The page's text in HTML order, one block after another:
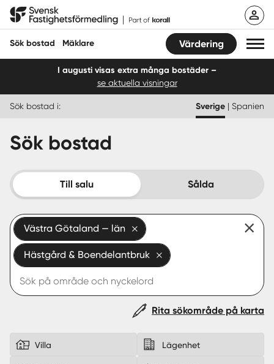
Hoppa
Svensk Fastighetsförmedling
Sök bostad Mäklare Värdering
Sälja
Köpa
Start
Logga in
I augusti visas extra många bostäder –
se aktuella visningar
Sök bostad i: Sverige | Spanien
Sök bostad
Till salu Sålda
Västra Götaland — län
Hästgård & Boendelantbruk
Rita sökområde på karta
Villa Lägenhet